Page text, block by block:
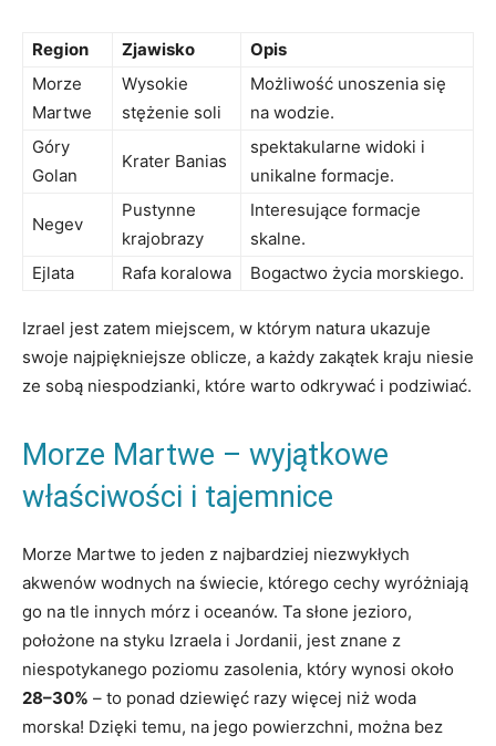
Region Zjawisko
Opis
Morze
Martwe
Wysokie
stężenie soli
Możliwość unoszenia się
na wodzie.
Góry
Golan
Krater Banias
spektakularne widoki i
unikalne formacje.
Negev
Pustynne
krajobrazy
Interesujące formacje
skalne.
Ejlata
Rafa koralowa Bogactwo życia morskiego.
Izrael jest zatem miejscem, w którym natura ukazuje
swoje najpiękniejsze oblicze, a każdy zakątek kraju niesie
ze sobą niespodzianki, które warto odkrywać i podziwiać.
Morze Martwe – wyjątkowe
właściwości i tajemnice
Morze Martwe to jeden z najbardziej niezwykłych
akwenów wodnych na świecie, którego cechy wyróżniają
go na tle innych mórz i oceanów. Ta słone jezioro,
położone na styku Izraela i Jordanii, jest znane z
niespotykanego poziomu zasolenia, który wynosi około
28–30% – to ponad dziewięć razy więcej niż woda
morska! Dzięki temu, na jego powierzchni, można bez